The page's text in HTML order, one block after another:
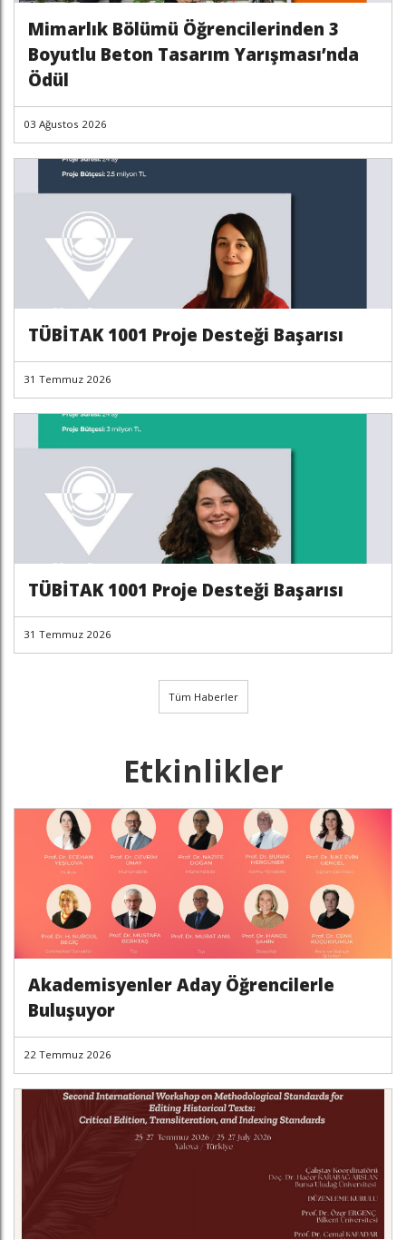
Mimarlık Bölümü Öğrencilerinden 3
Boyutlu Beton Tasarım Yarışması’nda
Ödül
03 Ağustos 2026
TÜBİTAK 1001 Proje Desteği Başarısı
31 Temmuz 2026
TÜBİTAK 1001 Proje Desteği Başarısı
31 Temmuz 2026
Tüm Haberler
Etkinlikler
Akademisyenler Aday Öğrencilerle
Buluşuyor
22 Temmuz 2026